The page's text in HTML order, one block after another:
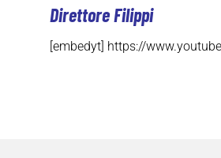
Direttore Filippi
[embedyt] https://